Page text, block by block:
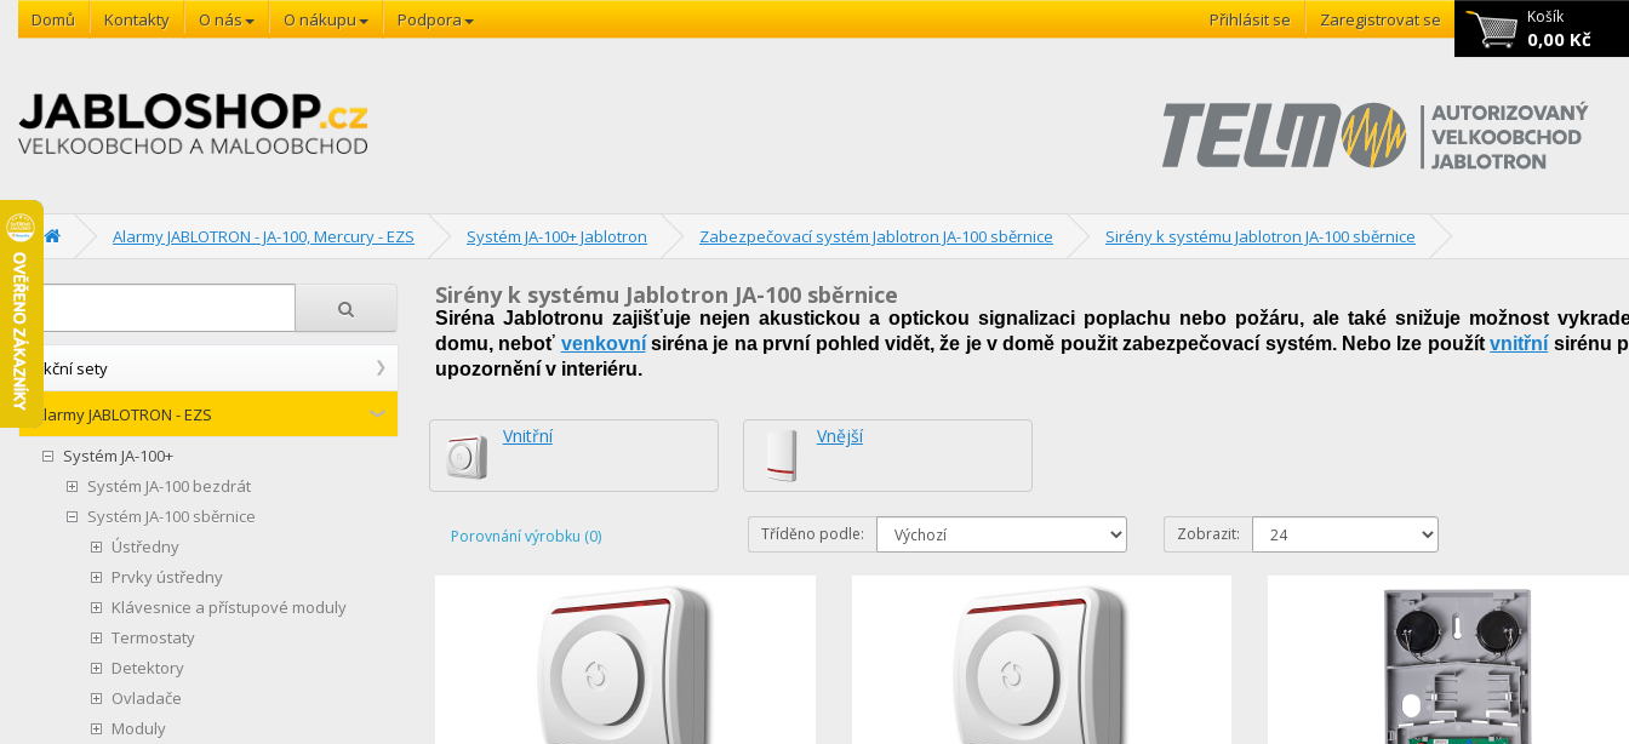
Košík
0,00 Kč
Domů Kontakty O nás O nákupu Podpora Přihlásit se Zaregistrovat se
Alarmy JABLOTRON - JA-100, Mercury - EZS Systém JA-100+ Jablotron Zabezpečovací systém Jablotron JA-100 sběrnice Sirény k systému Jablotron JA-100 sběrnice
Akční sety
Alarmy JABLOTRON - EZS
Systém JA-100+
Systém JA-100 bezdrát
Systém JA-100 sběrnice
Ústředny
Prvky ústředny
Klávesnice a přístupové moduly
Termostaty
Detektory
Ovladače
Moduly
Sirény k systému Jablotron JA-100 sběrnice
Siréna Jablotronu zajišťuje nejen akustickou a optickou signalizaci poplachu nebo požáru, ale také snižuje možnost
domu, neboť venkovnísiréna je na první pohled vidět, že je v domě použit zabezpečovací systém. Nebo lze použítvnitřní sirénu
upozornění v interiéru.
Vnitřní Vnější
Porovnání výrobku (0) Tříděno podle: Zobrazit: